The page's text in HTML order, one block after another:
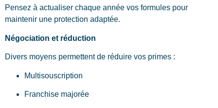
Pensez à actualiser chaque année vos formules pour
maintenir une protection adaptée.
Négociation et réduction
Divers moyens permettent de réduire vos primes :
Multisouscription
Franchise majorée